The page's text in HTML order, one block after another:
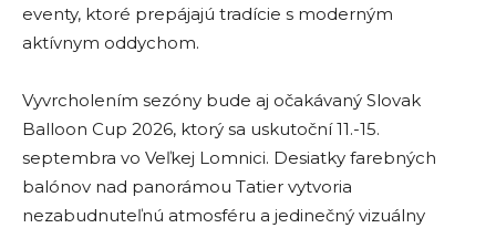
eventy, ktoré prepájajú tradície s moderným
aktívnym oddychom.
Vyvrcholením sezóny bude aj očakávaný Slovak
Balloon Cup 2026, ktorý sa uskutoční 11.-15.
septembra vo Veľkej Lomnici. Desiatky farebných
balónov nad panorámou Tatier vytvoria
nezabudnuteľnú atmosféru a jedinečný vizuálny